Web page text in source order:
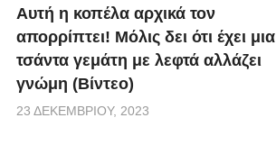
Αυτή η κοπέλα αρχικά τον
απορρίπτει! Μόλις δει ότι έχει μια
τσάντα γεμάτη με λεφτά αλλάζει
γνώμη (Βίντεο)
23 ΔΕΚΕΜΒΡΊΟΥ, 2023